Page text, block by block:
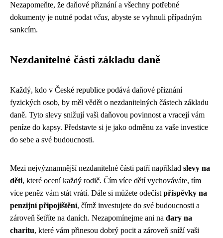
Nezapomeňte, že daňové přiznání a všechny potřebné
dokumenty je nutné podat včas, abyste se vyhnuli případným
sankcím.
Nezdanitelné části základu daně
Každý, kdo v České republice podává daňové přiznání
fyzických osob, by měl vědět o nezdanitelných částech základu
daně. Tyto slevy snižují vaši daňovou povinnost a vracejí vám
peníze do kapsy. Představte si je jako odměnu za vaše investice
do sebe a své budoucnosti.
Mezi nejvýznamnější nezdanitelné části patří například slevy na
děti, které ocení každý rodič. Čím více dětí vychováváte, tím
více peněz vám stát vrátí. Dále si můžete odečíst příspěvky na
penzijní připojištění, čímž investujete do své budoucnosti a
zároveň šetříte na daních. Nezapomínejme ani na dary na
charitu, které vám přinesou dobrý pocit a zároveň sníží vaši